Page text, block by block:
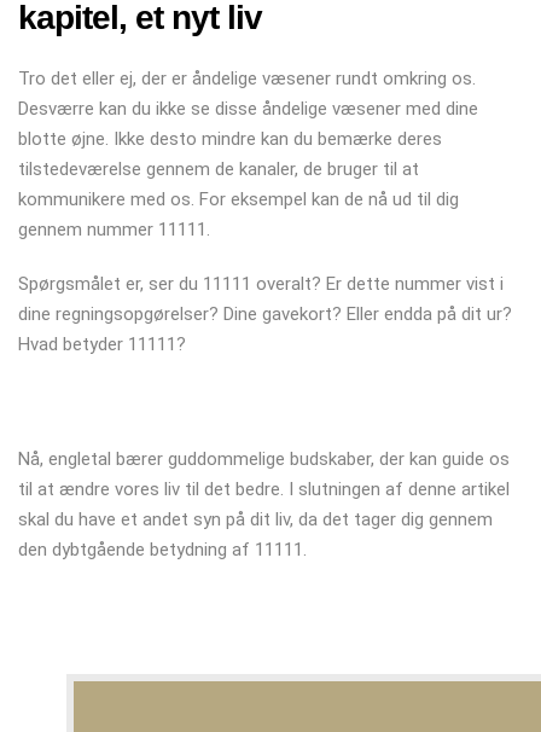
kapitel, et nyt liv
Tro det eller ej, der er åndelige væsener rundt omkring os.
Desværre kan du ikke se disse åndelige væsener med dine
blotte øjne. Ikke desto mindre kan du bemærke deres
tilstedeværelse gennem de kanaler, de bruger til at
kommunikere med os. For eksempel kan de nå ud til dig
gennem nummer 11111.
Spørgsmålet er, ser du 11111 overalt? Er dette nummer vist i
dine regningsopgørelser? Dine gavekort? Eller endda på dit ur?
Hvad betyder 11111?
Nå, engletal bærer guddommelige budskaber, der kan guide os
til at ændre vores liv til det bedre. I slutningen af ​​denne artikel
skal du have et andet syn på dit liv, da det tager dig gennem
den dybtgående betydning af 11111.